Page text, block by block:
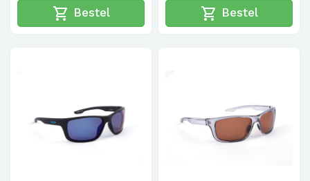
shopping_cart Bestel shopping_cart Bestel